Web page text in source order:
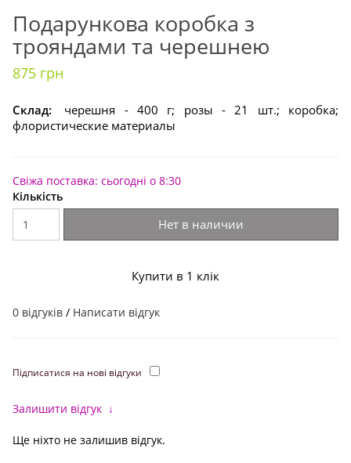
Подарункова коробка з
трояндами та черешнею
875 грн
Склад:
черешня - 400 г; розы - 21 шт.; коробка;
флористические материалы
Свіжа поставка: сьогодні о 8:30
Кількість
Нет в наличии
Купити в 1 клік
0 відгуків / Написати відгук
Підписатися на нові відгуки
Залишити відгук ↓
Ще ніхто не залишив відгук.